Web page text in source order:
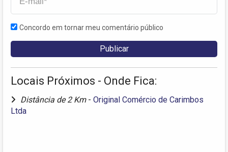
Concordo em tornar meu comentário público
Locais Próximos - Onde Fica:
Distância de 2 Km - Original Comércio de Carimbos
Ltda